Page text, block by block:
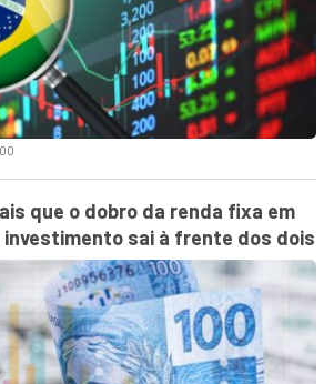
que o dobro da renda fixa em
investimento sai à frente dos dois